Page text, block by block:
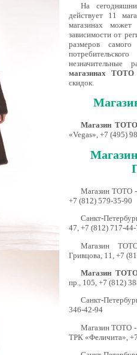
На
действует 11
магазинах может
зависимости от
размеров
незначительные
магазинах ТОТО
скидок.
Магазин
«Vegas», +7 (495)
Магазин ТОТО -
+7 (812) 579-35-90
Санкт-
47, +7 (812) 717-
Магазин
Гривцова, 11, +7
Магазин ТОТО
пр., 105, +7 (812)
Санкт-
346-42-94
Магазин ТОТО -
ТРК «Феличита»,